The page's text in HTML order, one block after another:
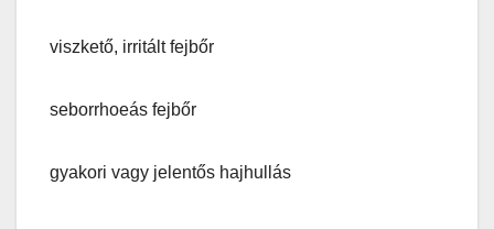
viszkető, irritált fejbőr
seborrhoeás fejbőr
gyakori vagy jelentős hajhullás